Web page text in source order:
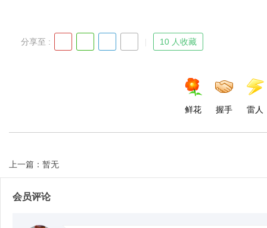
分享至 : 10 人收藏
鲜花 握手 雷人
上一篇：暂无
会员评论